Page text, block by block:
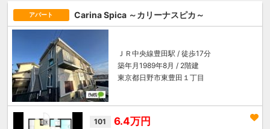
アパート Carina Spica ～カリーナスピカ～
ＪＲ中央線豊田駅 / 徒歩17分
築年月1989年8月 / 2階建
東京都日野市東豊田１丁目
101 6.4万円